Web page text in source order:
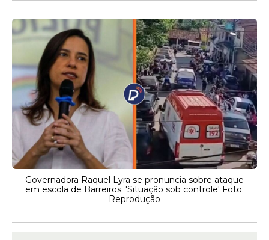
Governadora Raquel Lyra se pronuncia sobre ataque
em escola de Barreiros: 'Situação sob controle' Foto:
Reprodução